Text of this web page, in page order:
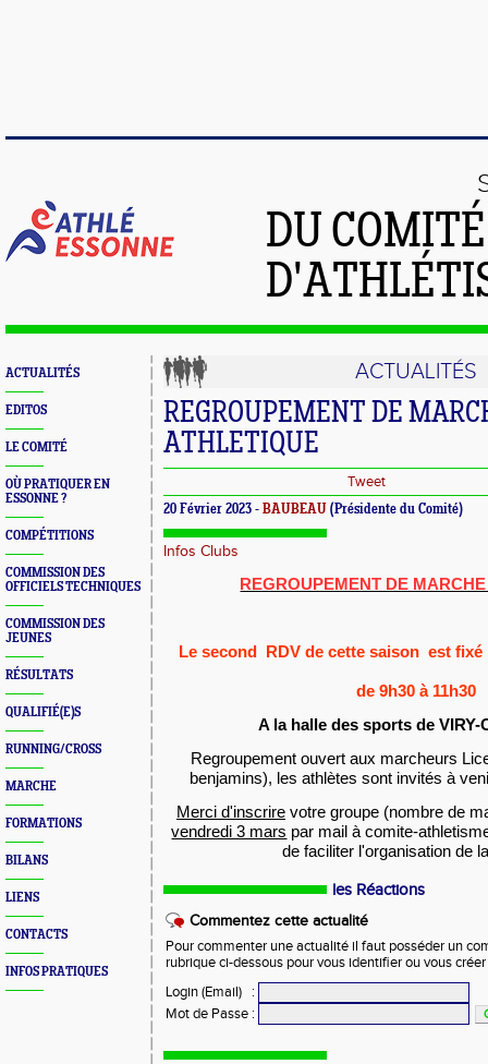
DU
ACTUALITÉS
EDITOS
LE COMITÉ
OÙ PRATIQUER EN
ESSONNE ?
COMPÉTITIONS
COMMISSION DES
OFFICIELS TECHNIQUES
COMMISSION DES
JEUNES
RÉSULTATS
QUALIFIÉ(E)S
RUNNING/CROSS
MARCHE
FORMATIONS
BILANS
LIENS
CONTACTS
INFOS PRATIQUES
ACTUALITÉS
REGROUPEMENT DE
ATHLETIQUE
Tweet
20 Février 2023 - BAUBEAU (Présidente du Comité)
Infos Clubs
REGROUPEMENT DE
Le second RDV de cette saison est fixé
de 9h30 à 11h30
A la halle des sports de VIRY-
Regroupement ouvert aux marcheurs
benjamins), les athlètes sont invités à
Merci d'inscrire votre groupe (nombre de
vendredi 3 mars par mail à comite-
de faciliter l'organisation de
les Réactions
Commentez cette actualité
Pour commenter une actualité il faut posséder un
rubrique ci-dessous pour vous identifier ou vous
Login (Email)
:
Mot de Passe :